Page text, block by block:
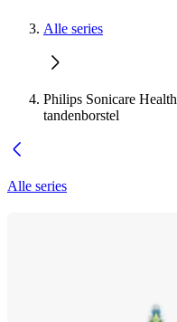
Alle series
Philips Sonicare
tandenborstel
Alle series